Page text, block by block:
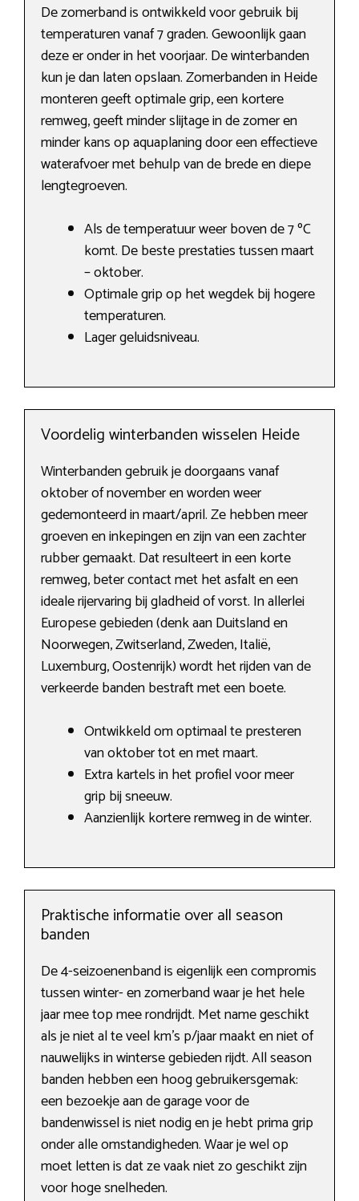
De zomerband is ontwikkeld voor gebruik bij
temperaturen vanaf 7 graden. Gewoonlijk gaan
deze er onder in het voorjaar. De winterbanden
kun je dan laten opslaan. Zomerbanden in Heide
monteren geeft optimale grip, een kortere
remweg, geeft minder slijtage in de zomer en
minder kans op aquaplaning door een effectieve
waterafvoer met behulp van de brede en diepe
lengtegroeven.
Als de temperatuur weer boven de 7 ºC
komt. De beste prestaties tussen maart
– oktober.
Optimale grip op het wegdek bij hogere
temperaturen.
Lager geluidsniveau.
Voordelig winterbanden wisselen Heide
Winterbanden gebruik je doorgaans vanaf
oktober of november en worden weer
gedemonteerd in maart/april. Ze hebben meer
groeven en inkepingen en zijn van een zachter
rubber gemaakt. Dat resulteert in een korte
remweg, beter contact met het asfalt en een
ideale rijervaring bij gladheid of vorst. In allerlei
Europese gebieden (denk aan Duitsland en
Noorwegen, Zwitserland, Zweden, Italië,
Luxemburg, Oostenrijk) wordt het rijden van de
verkeerde banden bestraft met een boete.
Ontwikkeld om optimaal te presteren
van oktober tot en met maart.
Extra kartels in het profiel voor meer
grip bij sneeuw.
Aanzienlijk kortere remweg in de winter.
Praktische informatie over all season
banden
De 4-seizoenenband is eigenlijk een compromis
tussen winter- en zomerband waar je het hele
jaar mee top mee rondrijdt. Met name geschikt
als je niet al te veel km’s p/jaar maakt en niet of
nauwelijks in winterse gebieden rijdt. All season
banden hebben een hoog gebruikersgemak:
een bezoekje aan de garage voor de
bandenwissel is niet nodig en je hebt prima grip
onder alle omstandigheden. Waar je wel op
moet letten is dat ze vaak niet zo geschikt zijn
voor hoge snelheden.